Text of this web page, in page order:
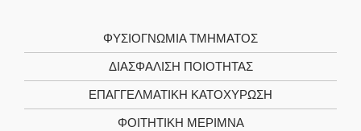
ΦΥΣΙΟΓΝΩΜΊΑ ΤΜΉΜΑΤΟΣ
ΔΙΑΣΦΆΛΙΣΗ ΠΟΙΌΤΗΤΑΣ
ΕΠΑΓΓΕΛΜΑΤΙΚΉ ΚΑΤΟΧΎΡΩΣΗ
ΦΟΙΤΗΤΙΚΉ ΜΈΡΙΜΝΑ